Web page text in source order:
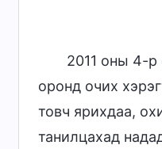
2011 оны 4-р
оронд очих
товч ярихдаа,
танилцахад